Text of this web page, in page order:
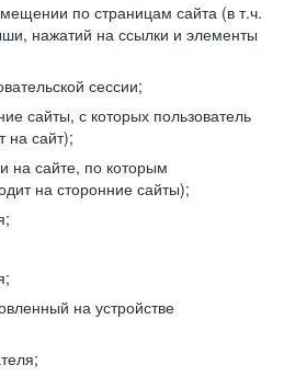
по страницам сайта (в т.ч.
нажатий на ссылки и элементы
сессии;
сайты, с которых пользователь
на сайт);
на сайте, по которым
на сторонние сайты);
на устройстве